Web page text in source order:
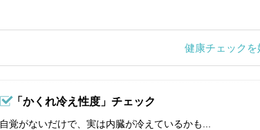
健康チェックを
「かくれ冷え性度」チェック
自覚がないだけで、実は内臓が冷えているかも...